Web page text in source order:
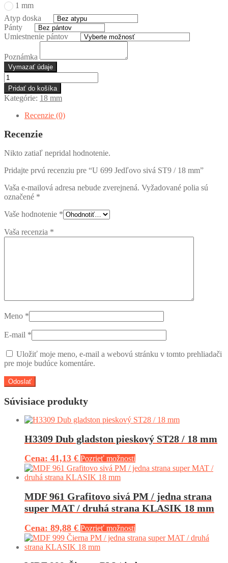
1 mm
Atyp doska
Pánty
Umiestnenie pántov
Poznámka
Vymazať údaje
množstvo
U
699
Jedľovo
/
18
mm
Pridať do košíka
Kategórie: 18 mm
Recenzie (0)
Recenzie
Nikto zatiaľ nepridal hodnotenie.
Pridajte prvú recenziu pre “U 699 Jedľovo sivá ST9 / 18 mm”
Vaša e-mailová adresa nebude zverejnená. Vyžadované polia sú
označené *
Vaše hodnotenie *
Vaša recenzia *
Meno *
E-mail *
Uložiť moje meno, e-mail a webovú stránku v tomto prehliadači
pre moje budúce komentáre.
Súvisiace produkty
H3309 Dub gladston pieskový ST28 / 18 mm
41,13 € Pozrieť možnosti
MDF 961 Grafitovo sivá PM / jedna strana
super MAT / druhá strana KLASIK 18 mm
89,88 € Pozrieť možnosti